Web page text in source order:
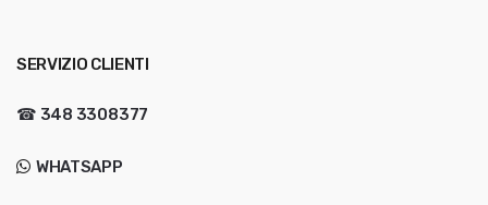
SERVIZIO CLIENTI
☎ 348 3308377
WHATSAPP